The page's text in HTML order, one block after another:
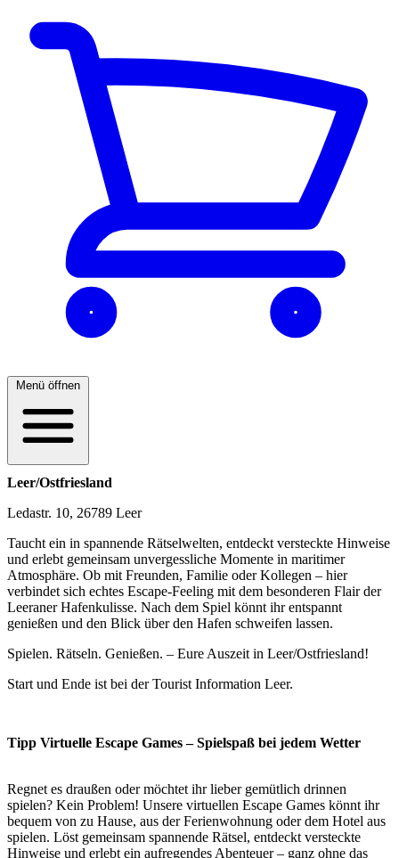
Menü öffnen
Leer/Ostfriesland
Ledastr. 10, 26789 Leer
Taucht ein in spannende Rätselwelten, entdeckt versteckte Hinweise
und erlebt gemeinsam unvergessliche Momente in maritimer
Atmosphäre. Ob mit Freunden, Familie oder Kollegen – hier
verbindet sich echtes Escape-Feeling mit dem besonderen Flair der
Leeraner Hafenkulisse. Nach dem Spiel könnt ihr entspannt
genießen und den Blick über den Hafen schweifen lassen.
Spielen. Rätseln. Genießen. – Eure Auszeit in Leer/Ostfriesland!
Start und Ende ist bei der Tourist Information Leer.
Tipp Virtuelle Escape Games – Spielspaß bei jedem Wetter
Regnet es draußen oder möchtet ihr lieber gemütlich drinnen
spielen? Kein Problem! Unsere virtuellen Escape Games könnt ihr
bequem von zu Hause, aus der Ferienwohnung oder dem Hotel aus
spielen. Löst gemeinsam spannende Rätsel, entdeckt versteckte
Hinweise und erlebt ein aufregendes Abenteuer – ganz ohne das